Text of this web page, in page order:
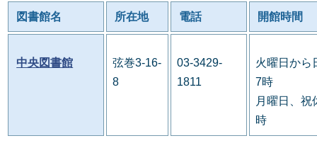
図書館名 所在地 電話 開館時間
中央図書館
弦巻3-16-
8
03-3429-
1811
火曜日から
7時
月曜日、祝
時